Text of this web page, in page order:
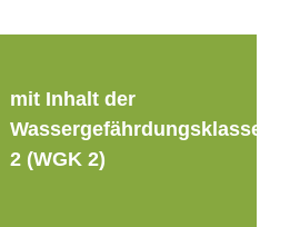
mit Inhalt der
Wassergefährdungsklasse
2 (WGK 2)